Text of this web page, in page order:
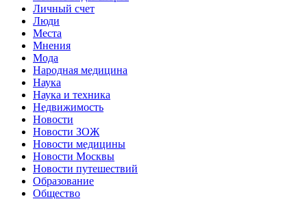
Личный счет
Люди
Места
Мнения
Мода
Народная медицина
Наука
Наука и техника
Недвижимость
Новости
Новости ЗОЖ
Новости медицины
Новости Москвы
Новости путешествий
Образование
Общество